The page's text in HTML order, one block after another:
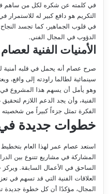
في كلمته عن شكره لكل من ساهم
التكريم هو دافع كبير له
في قلوب الجماهير، كما تجسد
الدؤوب في المجال الفني.
الأمنيات الفنية لعصام
صرح عصام أنه يحمل في قلبه أمنية
سينمائية لطالما راودته إلى واقع،
وهو يأمل أن يسهم هذا المشروع
الفنية، وأن يجد الدعم اللازم
الفكرة تمثل جزءاً كبيراً من شخصيته
خطوات جديدة
استعد عصام عمر لهذا العام بتخطيط
المشاركة في مشاريع تتنوع بين
الساحق في الأعمال السابقة.
العلاقات الفنية التي قد تسهم في
المجال، مؤكدًا أن كل خطوة جديدة